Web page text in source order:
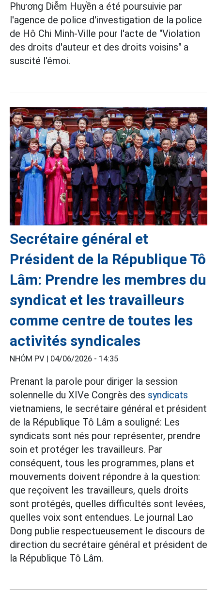
Phương Diễm Huyền a été poursuivie par
l'agence de police d'investigation de la police
de Hô Chi Minh-Ville pour l'acte de "Violation
des droits d'auteur et des droits voisins" a
suscité l'émoi.
Secrétaire général et
Président de la République Tô
Lâm: Prendre les membres du
syndicat et les travailleurs
comme centre de toutes les
activités syndicales
NHÓM PV | 04/06/2026 - 14:35
Prenant la parole pour diriger la session
solennelle du XIVe Congrès des syndicats
vietnamiens, le secrétaire général et président
de la République Tô Lâm a souligné: Les
syndicats sont nés pour représenter, prendre
soin et protéger les travailleurs. Par
conséquent, tous les programmes, plans et
mouvements doivent répondre à la question:
que reçoivent les travailleurs, quels droits
sont protégés, quelles difficultés sont levées,
quelles voix sont entendues. Le journal Lao
Dong publie respectueusement le discours de
direction du secrétaire général et président de
la République Tô Lâm.